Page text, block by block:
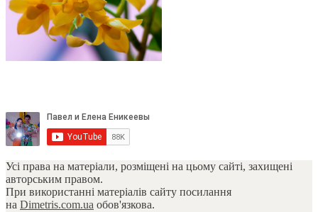
Усі права на матеріали, розміщені на цьому сайті, захищені
авторським правом.
При використанні матеріалів сайту посилання
на Dimetris.com.ua обов'язкова.